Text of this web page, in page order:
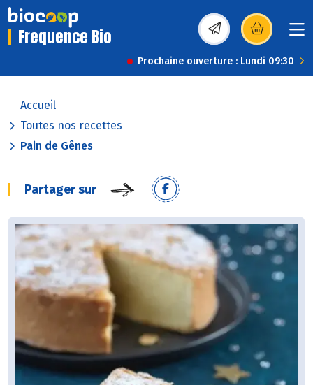
Frequence Bio (s’ouvre dans une
Prochaine ouverture : Lundi 09:30
Accueil
Toutes nos recettes
Pain de Gênes
Partager sur